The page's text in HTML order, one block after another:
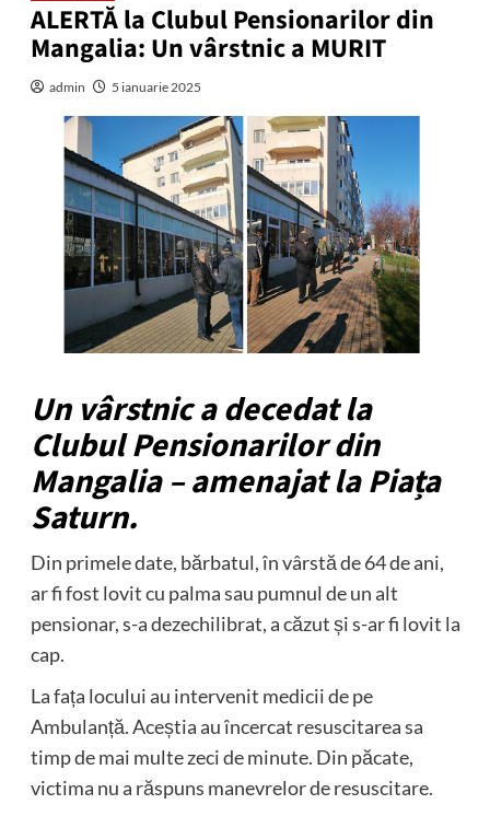
ALERTĂ la Clubul Pensionarilor din
Mangalia: Un vârstnic a MURIT
admin 5 ianuarie 2025
Un vârstnic a decedat la
Clubul Pensionarilor din
Mangalia – amenajat la Piața
Saturn.
Din primele date, bărbatul, în vârstă de 64 de ani,
ar fi fost lovit cu palma sau pumnul de un alt
pensionar, s-a dezechilibrat, a căzut și s-ar fi lovit la
cap.
La fața locului au intervenit medicii de pe
Ambulanță. Aceștia au încercat resuscitarea sa
timp de mai multe zeci de minute. Din păcate,
victima nu a răspuns manevrelor de resuscitare.